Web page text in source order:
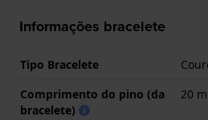
Informações bracelete
Tipo Bracelete
Comprimento do pino (da
bracelete)
20